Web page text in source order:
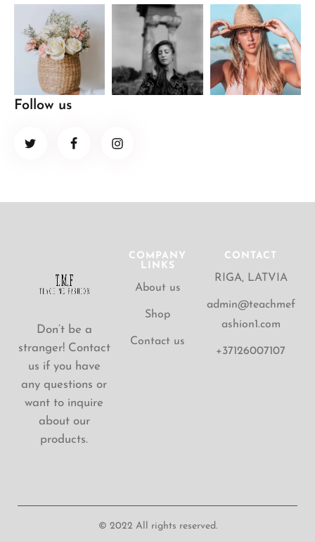
Follow us
Don’t be a
stranger! Contact
us if you have
any questions or
want to inquire
about our
products.
COMPANY
LINKS
About us
Shop
Contact us
CONTACT
RIGA, LATVIA
admin@teachmef
ashion1.com
+37126007107
© 2022 All rights reserved.